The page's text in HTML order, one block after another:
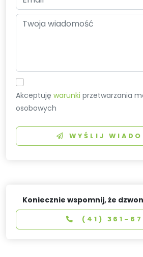
Akceptujęwarunki przetwarzania
osobowych
WYŚLIJ
Koniecznie wspomnij, że
(41) 361-